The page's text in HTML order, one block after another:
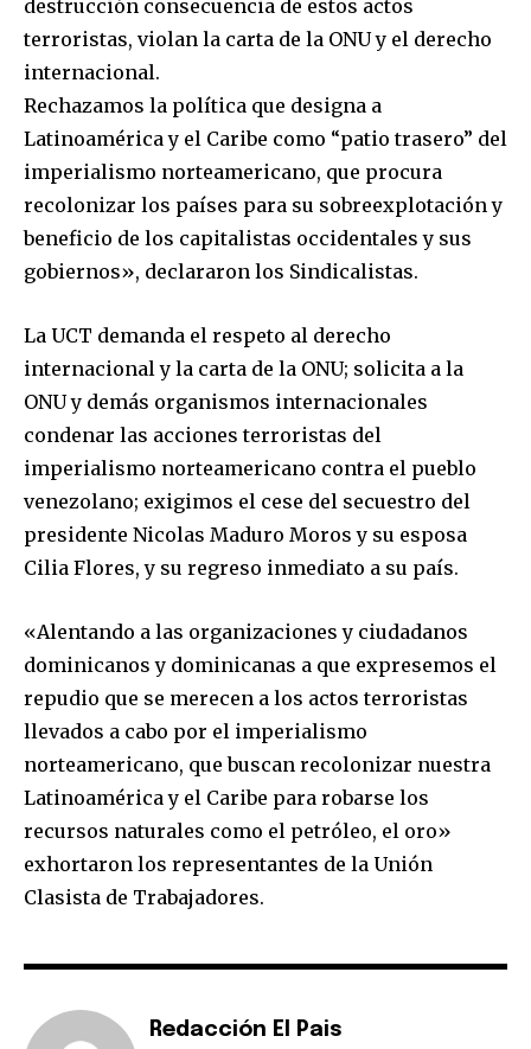
destrucción consecuencia de estos actos
terroristas, violan la carta de la ONU y el derecho
internacional.
Rechazamos la política que designa a
Latinoamérica y el Caribe como “patio trasero” del
imperialismo norteamericano, que procura
recolonizar los países para su sobreexplotación y
beneficio de los capitalistas occidentales y sus
gobiernos», declararon los Sindicalistas.
La UCT demanda el respeto al derecho
internacional y la carta de la ONU; solicita a la
ONU y demás organismos internacionales
condenar las acciones terroristas del
imperialismo norteamericano contra el pueblo
venezolano; exigimos el cese del secuestro del
presidente Nicolas Maduro Moros y su esposa
Cilia Flores, y su regreso inmediato a su país.
«Alentando a las organizaciones y ciudadanos
dominicanos y dominicanas a que expresemos el
repudio que se merecen a los actos terroristas
llevados a cabo por el imperialismo
norteamericano, que buscan recolonizar nuestra
Latinoamérica y el Caribe para robarse los
recursos naturales como el petróleo, el oro»
exhortaron los representantes de la Unión
Clasista de Trabajadores.
Redacción El Pais